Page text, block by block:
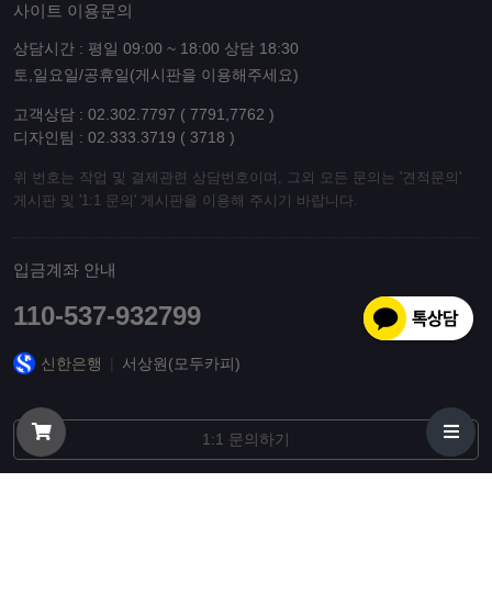
사이트 이용문의
상담시간 : 평일 09:00 ~ 18:00 상담 18:30
토,일요일/공휴일(게시판을 이용해주세요)
고객상담 : 02.302.7797 ( 7791,7762 )
디자인팀 : 02.333.3719 ( 3718 )
위 번호는 작업 및 결제관련 상담번호이며, 그외 모든 문의는 '견적문의'
게시판 및 '1:1 문의' 게시판을 이용해 주시기 바랍니다.
입금계좌 안내
110-537-932799
신한은행 서상원(모두카피)
1:1 문의하기